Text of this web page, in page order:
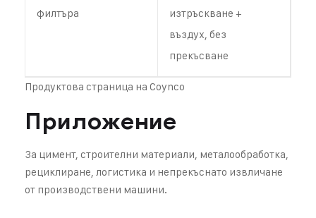
филтъра
изтръскване +
въздух, без
прекъсване
Продуктова страница на Coynco
Приложение
За цимент, строителни материали, металообработка,
рециклиране, логистика и непрекъснато извличане
от производствени машини.